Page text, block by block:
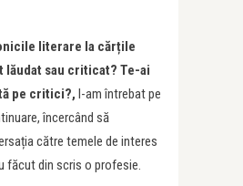
literare la cărțile
lăudat sau criticat? Te-ai
pe critici?, l-am întrebat pe
încercând să
către temele de interes
făcut din scris o profesie.